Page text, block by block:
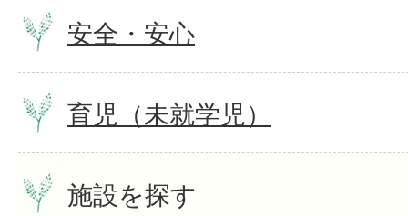
安全・安心
育児（未就学児）
施設を探す